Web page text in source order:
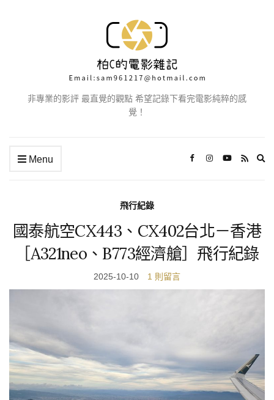
非專業的影評 最直覺的觀點 希望記錄下看完電影純粹的感
覺！
Menu
飛行紀錄
國泰航空CX443、CX402台北－香港
［A321neo、B773經濟艙］飛行紀錄
2025-10-10 1 則留言